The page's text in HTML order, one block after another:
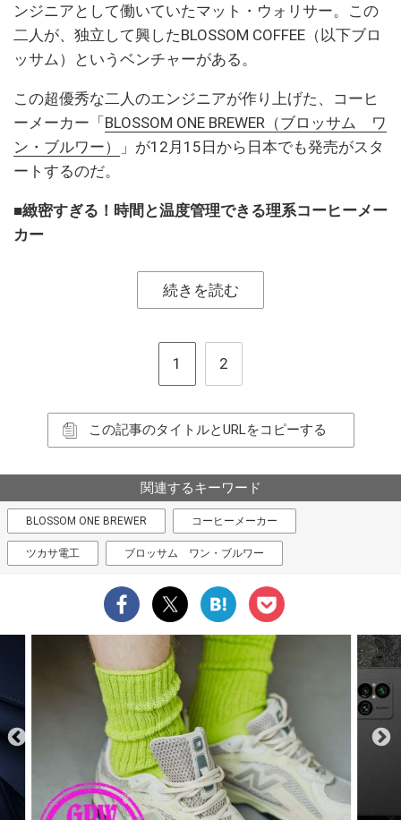
ンジニアとして働いていたマット・ウォリサー。この
二人が、独立して興したBLOSSOM COFFEE（以下ブロ
ッサム）というベンチャーがある。
この超優秀な二人のエンジニアが作り上げた、コーヒ
ーメーカー「BLOSSOM ONE BREWER（ブロッサム ワ
ン・ブルワー）
」が12月15日から日本でも発売がスタ
ートするのだ。
■緻密すぎる！時間と温度管理できる理系コーヒーメー
カー
続きを読む
1 2
この記事のタイトルとURLをコピーする
関連するキーワード
BLOSSOM ONE BREWER コーヒーメーカー
ツカサ電工 ブロッサム ワン・ブルワー